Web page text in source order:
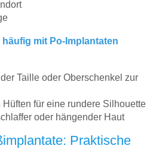
mit Po-Implantaten
Taille oder Oberschenkel zur
Hüften für eine rundere Silhouette
oder hängender Haut
Praktische